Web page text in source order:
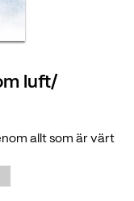
luft/
allt som är värt